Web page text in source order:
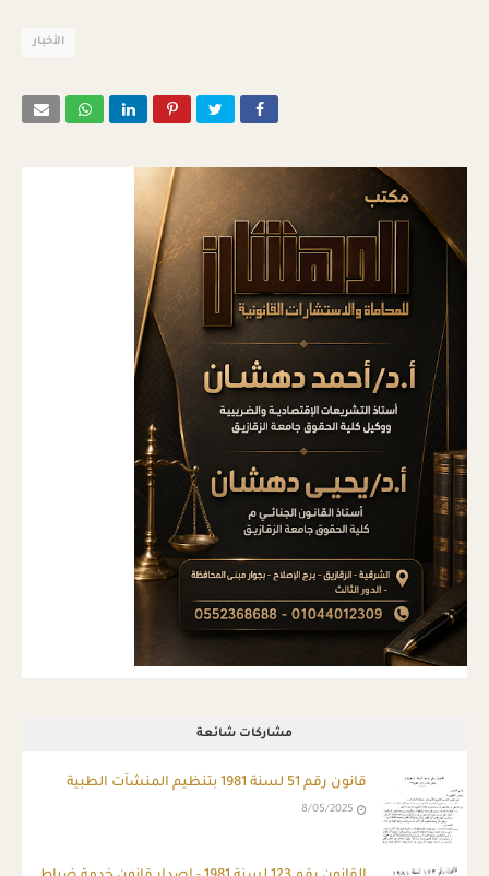
الأخبار
مشاركات شائعة
قانون رقم 51 لسنة 1981 بتنظيم المنشآت الطبية
8/05/2025